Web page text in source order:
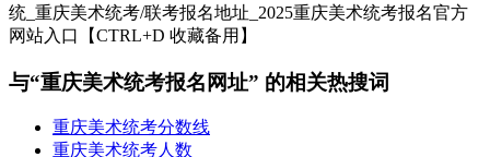
统_重庆美术统考/联考报名地址_2025重庆美术统考报名官方
网站入口【CTRL+D 收藏备用】
与“重庆美术统考报名网址” 的相关热搜词
重庆美术统考分数线
重庆美术统考人数